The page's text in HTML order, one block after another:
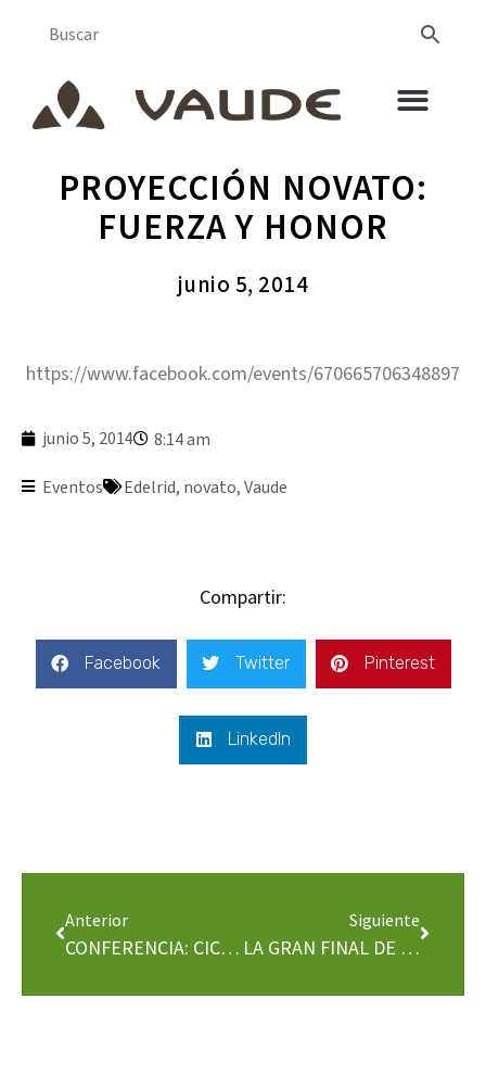
PROYECCIÓN NOVATO:
FUERZA Y HONOR
junio 5, 2014
https://www.facebook.com/events/670665706348897
junio 5, 2014 8:14 am
Eventos Edelrid, novato, Vaude
Compartir:
Facebook Twitter Pinterest
LinkedIn
Anterior
CONFERENCIA: CICLISMO POLAR
Siguiente
LA GRAN FINAL DE LA TERCERA COPA GOLEM